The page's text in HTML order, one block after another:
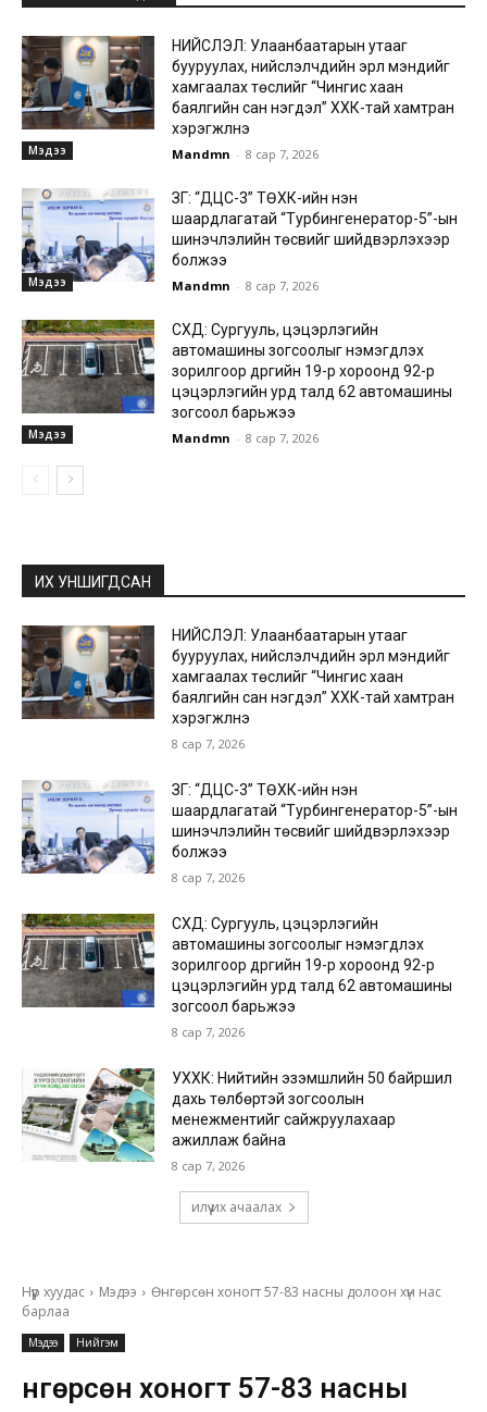
Мэдээ
НИЙСЛЭЛ: Улаанбаатарын утааг
бууруулах, нийслэлчүүдийн эрүүл мэндийг
хамгаалах төслийг “Чингис хаан
баялгийн сан нэгдэл” ХХК-тай хамтран
хэрэгжүүлнэ
Mandmn - 8 сар 7, 2026
Мэдээ
ЗГ: “ДЦС-3” ТӨХК-ийн нэн
шаардлагатай “Турбингенератор-5”-ын
шинэчлэлийн төсвийг шийдвэрлэхээр
болжээ
Mandmn - 8 сар 7, 2026
Мэдээ
СХД: Сургууль, цэцэрлэгийн
автомашины зогсоолыг нэмэгдүүлэх
зорилгоор дүүргийн 19-р хороонд 92-р
цэцэрлэгийн урд талд 62 автомашины
зогсоол барьжээ
Mandmn - 8 сар 7, 2026
ИХ УНШИГДСАН
НИЙСЛЭЛ: Улаанбаатарын утааг
бууруулах, нийслэлчүүдийн эрүүл мэндийг
хамгаалах төслийг “Чингис хаан
баялгийн сан нэгдэл” ХХК-тай хамтран
хэрэгжүүлнэ
8 сар 7, 2026
ЗГ: “ДЦС-3” ТӨХК-ийн нэн
шаардлагатай “Турбингенератор-5”-ын
шинэчлэлийн төсвийг шийдвэрлэхээр
болжээ
8 сар 7, 2026
СХД: Сургууль, цэцэрлэгийн
автомашины зогсоолыг нэмэгдүүлэх
зорилгоор дүүргийн 19-р хороонд 92-р
цэцэрлэгийн урд талд 62 автомашины
зогсоол барьжээ
8 сар 7, 2026
УХХК: Нийтийн эзэмшлийн 50 байршил
дахь төлбөртэй зогсоолын
менежментийг сайжруулахаар
ажиллаж байна
8 сар 7, 2026
илүү их ачаалах